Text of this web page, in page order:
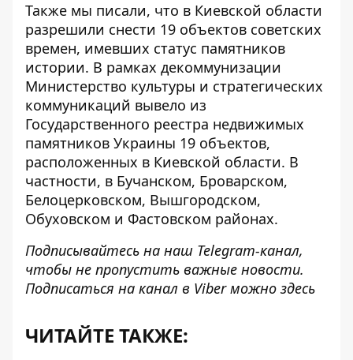
Также мы писали, что в Киевской области
разрешили снести 19 объектов советских
времен, имевших статус памятников
истории. В рамках декоммунизации
Министерство культуры и стратегических
коммуникаций вывело из
Государственного реестра недвижимых
памятников Украины 19 объектов,
расположенных в Киевской области. В
частности, в Бучанском, Броварском,
Белоцерковском, Вышгородском,
Обуховском и Фастовском районах.
Подписывайтесь на наш Telegram-канал,
чтобы не пропустить важные новости.
Подписаться на канал в Viber можно здесь
ЧИТАЙТЕ ТАКЖЕ: